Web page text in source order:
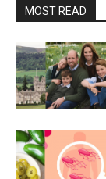
MOST READ